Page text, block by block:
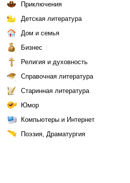
Приключения
Детская литература
Дом и семья
Бизнес
Религия и духовность
Справочная литература
Старинная литература
Юмор
Компьютеры и Интернет
Поэзия, Драматургия